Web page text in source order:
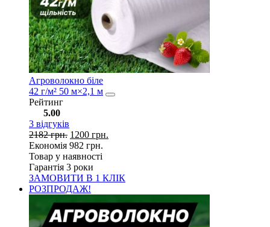
Агроволокно біле
42 г/м² 50 м×2,1 м
Рейтинг
5.00
3 відгуків
2182грн. 1200 грн.
Економія 982 грн.
Товар у наявності
Гарантія 3 роки
ЗАМОВИТИ В 1 КЛІК
РОЗПРОДАЖ!